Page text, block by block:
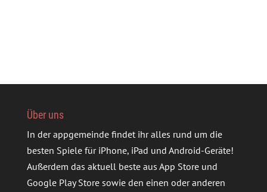
Über uns
In der appgemeinde findet ihr alles rund um die
besten Spiele für iPhone, iPad und Android-Geräte!
Außerdem das aktuell beste aus App Store und
Google Play Store sowie den einen oder anderen